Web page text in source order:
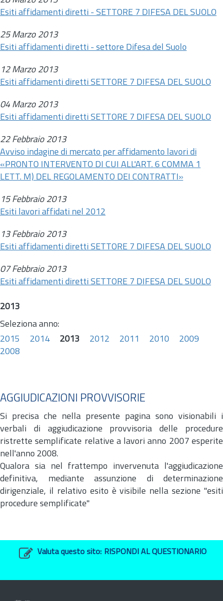
Esiti affidamenti diretti - SETTORE 7 DIFESA DEL SUOLO
25 Marzo 2013
Esiti affidamenti diretti - settore Difesa del Suolo
12 Marzo 2013
Esiti affidamenti diretti SETTORE 7 DIFESA DEL SUOLO
04 Marzo 2013
Esiti affidamenti diretti SETTORE 7 DIFESA DEL SUOLO
22 Febbraio 2013
Avviso indagine di mercato per affidamento lavori di
«PRONTO INTERVENTO DI CUI ALL'ART. 6 COMMA 1
LETT. M) DEL REGOLAMENTO DEI CONTRATTI»
15 Febbraio 2013
Esiti lavori affidati nel 2012
13 Febbraio 2013
Esiti affidamenti diretti SETTORE 7 DIFESA DEL SUOLO
07 Febbraio 2013
Esiti affidamenti diretti SETTORE 7 DIFESA DEL SUOLO
2013
Seleziona anno:
2015
2014 2013 2012 2011 2010
2009
2008
AGGIUDICAZIONI PROVVISORIE
Si precisa che nella presente pagina sono visionabili i
verbali di aggiudicazione provvisoria delle procedure
ristrette semplificate relative a lavori anno 2007 esperite
nell'anno 2008.
Qualora sia nel frattempo invervenuta l'aggiudicazione
definitiva, mediante assunzione di determinazione
dirigenziale, il relativo esito è visibile nella sezione "esiti
procedure semplificate"
Valuta questo sito: RISPONDI AL QUESTIONARIO